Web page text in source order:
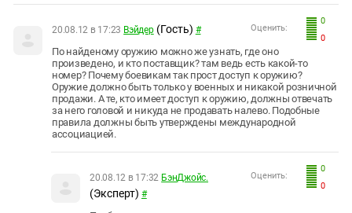
0
0
Оценить:
20.08.12 в 17:23 Вэйдер (Гость) #
По найденому оружию можно же узнать, где оно
произведено, и кто поставщик? там ведь есть какой-то
номер? Почему боевикам так прост доступ к оружию?
Оружие должно быть только у военных и никакой розничной
продажи. А те, кто имеет доступ к оружию, должны отвечать
за него головой и никуда не продавать налево. Подобные
правила должны быть утверждены международной
ассоциацией.
0
0
Оценить:
20.08.12 в 17:32 БэнДжойс.
(Эксперт) #